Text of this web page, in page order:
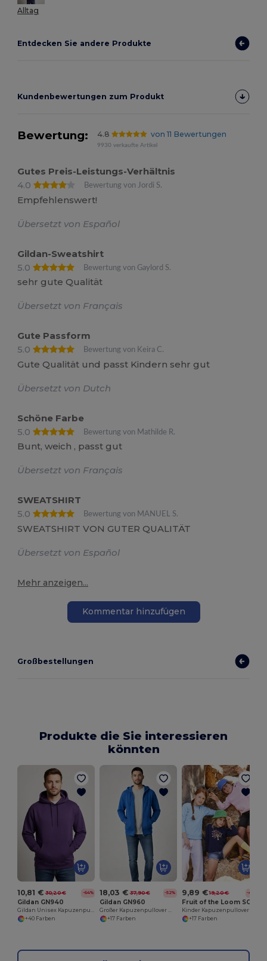
Alltag
Entdecken Sie andere Produkte
Kundenbewertungen zum Produkt
Bewertung: 4.8 von 11 Bewertungen
9930 verkaufte Artikel
Gutes Preis-Leistungs-Verhältnis
4.0
Bewertung von Jordi S.
Empfehlenswert!
Übersetzt von Español
Gildan-Sweatshirt
5.0
Bewertung von Gaylord S.
sehr gute Qualität
Übersetzt von Français
Gute Passform
5.0
Bewertung von Keira C.
Gute Qualität und passt Kindern sehr gut
Übersetzt von Dutch
Schöne Farbe
5.0
Bewertung von Mathilde R.
Bunt, weich , passt gut
Übersetzt von Français
SWEATSHIRT
5.0
Bewertung von MANUEL S.
SWEATSHIRT VON GUTER QUALITÄT
Übersetzt von Español
Mehr anzeigen...
Kommentar hinzufügen
Großbestellungen
Produkte die Sie interessieren
könnten
10,81 € 30,20 € -64%
Gildan GN940
+40 Farben
18,03 € 37,90 € -52%
Gildan GN960
+17 Farben
9,89 € 19,20 € -49%
+17 Farben